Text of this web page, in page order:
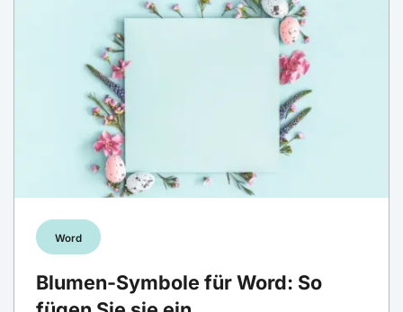
Word
Blumen-Symbole für Word: So